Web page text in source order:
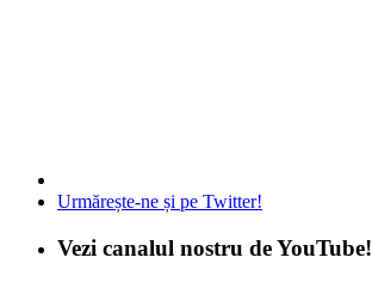
Urmărește-ne și pe Twitter!
Vezi canalul nostru de YouTube!